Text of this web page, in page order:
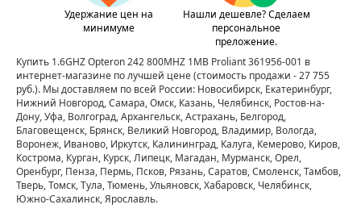
Удержание цен на
минимуме
Нашли дешевле? Сделаем
персональное
преложение.
Купить 1.6GHZ Opteron 242 800MHZ 1MB Proliant 361956-001 в
интернет-магазине по лучшей цене(стоимость продажи - 27 755
руб.). Мы доставляем по всей России: Новосибирск, Екатеринбург,
Нижний Новгород, Самара, Омск, Казань, Челябинск, Ростов-на-
Дону, Уфа, Волгоград, Архангельск, Астрахань, Белгород,
Благовещенск, Брянск, Великий Новгород, Владимир, Вологда,
Воронеж, Иваново, Иркутск, Калининград, Калуга, Кемерово, Киров,
Кострома, Курган, Курск, Липецк, Магадан, Мурманск, Орел,
Оренбург, Пенза, Пермь, Псков, Рязань, Саратов, Смоленск, Тамбов,
Тверь, Томск, Тула, Тюмень, Ульяновск, Хабаровск, Челябинск,
Южно-Сахалинск, Ярославль.